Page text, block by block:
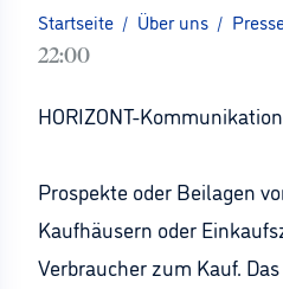
Startseite / Über uns /
22:00
HORIZONT-
Prospekte oder Beilagen
Kaufhäusern oder
Verbraucher zum Kauf.